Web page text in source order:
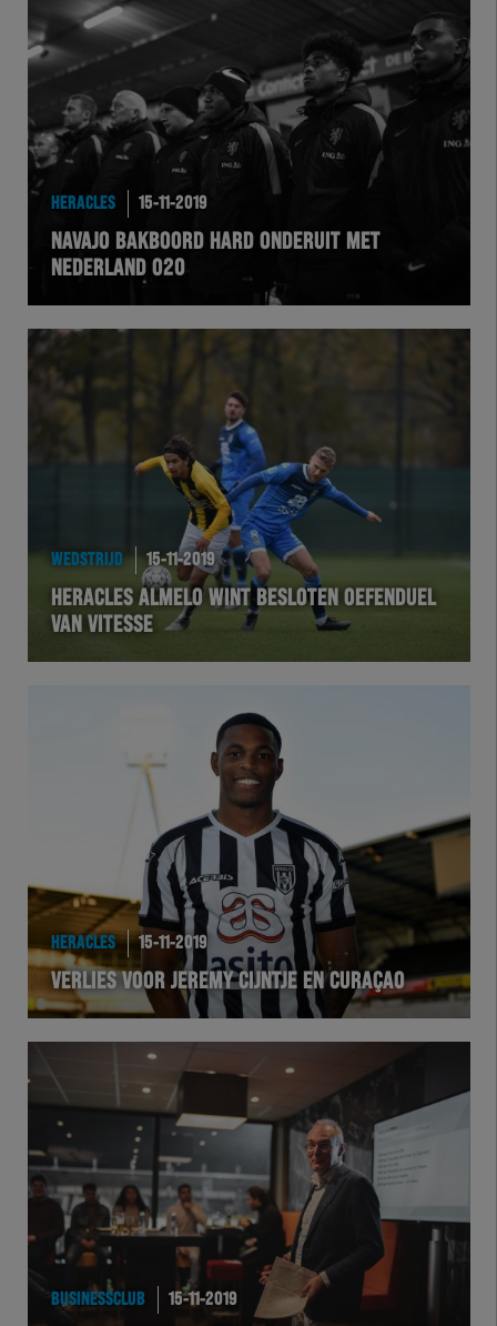
Team Zwart Wit
Futsal
eSports
HERACLES 15-11-2019
NAVAJO BAKBOORD HARD ONDERUIT MET
NEDERLAND O20
WEDSTRIJD 15-11-2019
HERACLES ALMELO WINT BESLOTEN OEFENDUEL
VAN VITESSE
HERACLES 15-11-2019
VERLIES VOOR JEREMY CIJNTJE EN CURAÇAO
BUSINESSCLUB 15-11-2019